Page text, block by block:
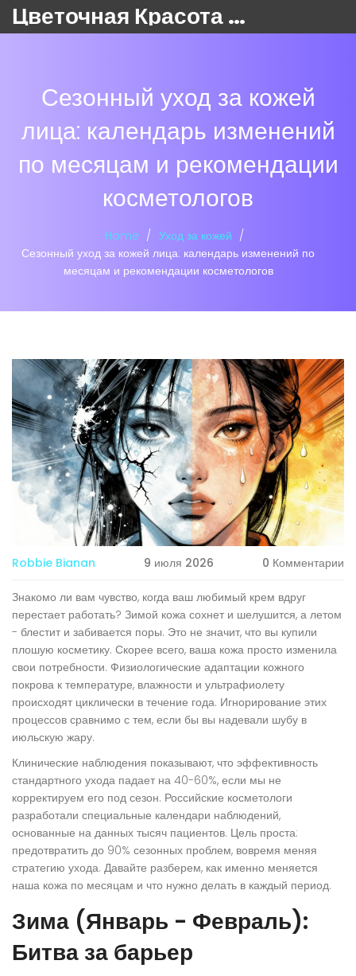
Цветочная Красота 24
Сезонный уход за кожей
лица: календарь изменений
по месяцам и рекомендации
косметологов
Home
Уход за кожей
Сезонный уход за кожей лица: календарь изменений по
месяцам и рекомендации косметологов
Robbie Bianan 9 июля 2026 0 Комментарии
Знакомо ли вам чувство, когда ваш любимый крем вдруг
перестает работать? Зимой кожа сохнет и шелушится, а летом
- блестит и забивается поры. Это не значит, что вы купили
плошую косметику. Скорее всего, ваша кожа просто изменила
свои потребности. Физиологические адаптации кожного
покрова к температуре, влажности и ультрафиолету
происходят циклически в течение года. Игнорирование этих
процессов сравнимо с тем, если бы вы надевали шубу в
июльскую жару.
Клинические наблюдения показывают, что эффективность
стандартного ухода падает на 40-60%, если мы не
корректируем его под сезон. Российские косметологи
разработали специальные календари наблюдений,
основанные на данных тысяч пациентов. Цель проста:
предотвратить до 90% сезонных проблем, вовремя меняя
стратегию ухода. Давайте разберем, как именно меняется
наша кожа по месяцам и что нужно делать в каждый период.
Зима (Январь - Февраль):
Битва за барьер